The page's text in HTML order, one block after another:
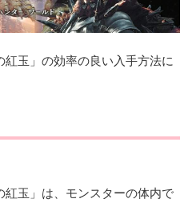
玉」の効率の良い入手方法に
玉」は、モンスターの体内で